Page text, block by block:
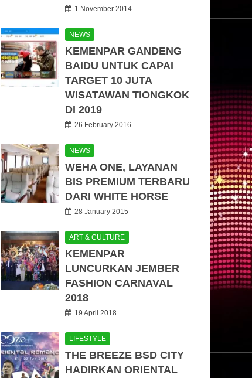
1 November 2014
NEWS
KEMENPAR GANDENG
BAIDU UNTUK CAPAI
TARGET 10 JUTA
WISATAWAN TIONGKOK
DI 2019
26 February 2016
NEWS
WEHA ONE, LAYANAN
BIS PREMIUM TERBARU
DARI WHITE HORSE
28 January 2015
ART & CULTURE
KEMENPAR
LUNCURKAN JEMBER
FASHION CARNAVAL
2018
19 April 2018
LIFESTYLE
THE BREEZE BSD CITY
HADIRKAN ORIENTAL